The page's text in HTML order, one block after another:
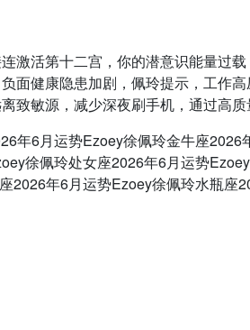
激活第十二宫，你的潜意识能量过
面健康隐患加剧，佩玲提示，工作
致敏源，减少深夜刷手机，通过高
年6月运势Ezoey徐佩玲金牛座
徐佩玲处女座2026年6月运势
2026年6月运势Ezoey徐佩玲水瓶座